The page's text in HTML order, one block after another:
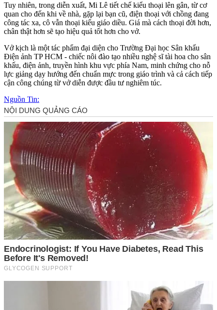
Tuy nhiên, trong diễn xuất, Mi Lê tiết chế kiểu thoại lên gân, từ cơ
quan cho đến khi về nhà, gặp lại bạn cũ, điện thoại với chồng đang
công tác xa, cô vẫn thoại kiểu giáo diều. Giá mà cách thoại đời hơn,
chân thật hơn sẽ tạo hiệu quả tốt hơn cho vở.
Vở kịch là một tác phẩm đại diện cho Trường Đại học Sân khấu
Điện ảnh TP HCM - chiếc nôi đào tạo nhiều nghệ sĩ tài hoa cho sân
khấu, điện ảnh, truyền hình khu vực phía Nam, minh chứng cho nỗ
lực giảng dạy hướng đến chuẩn mực trong giáo trình và cả cách tiếp
cận công chúng từ vở diễn được đầu tư nghiêm túc.
Nguồn Tin: